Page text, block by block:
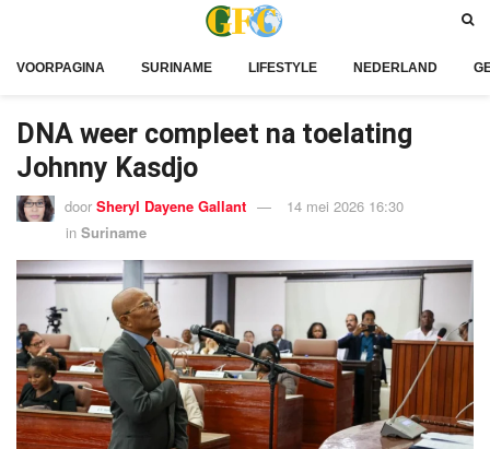
VOORPAGINA SURINAME LIFESTYLE NEDERLAND
DNA weer compleet na toelating
Johnny Kasdjo
door Sheryl Dayene Gallant
14 mei 2026 16:30
in Suriname